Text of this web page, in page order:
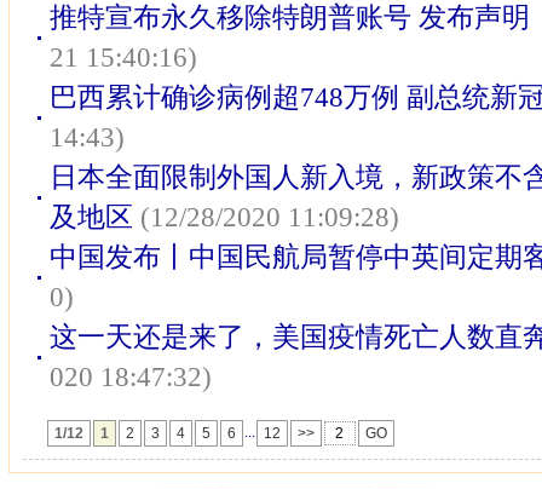
推特宣布永久移除特朗普账号 发布声明
21 15:40:16)
巴西累计确诊病例超748万例 副总统新
14:43)
日本全面限制外国人新入境，新政策不
及地区 (12/28/2020 11:09:28)
中国发布丨中国民航局暂停中英间定期
0)
这一天还是来了，美国疫情死亡人数直
020 18:47:32)
1/12 1 2 3 4 5 6 ... 12 >> GO